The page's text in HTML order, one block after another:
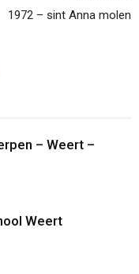
1972 – sint Anna molen
– Weert –
Weert